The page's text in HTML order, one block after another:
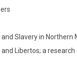
Slavery in Northern
Libertos; a research